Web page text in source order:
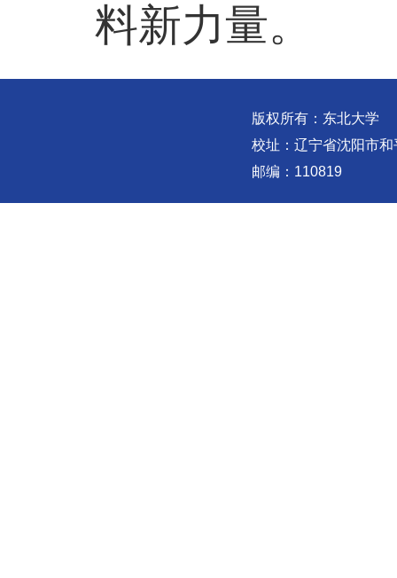
料新力量。
版权所有：东北大学
校址：辽宁省沈阳市
邮编：110819